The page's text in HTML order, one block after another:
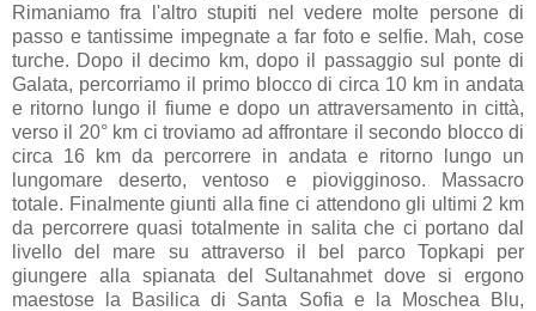
Rimaniamo fra l'altro stupiti nel vedere molte persone di
passo e tantissime impegnate a far foto e selfie. Mah, cose
turche. Dopo il decimo km, dopo il passaggio sul ponte di
Galata, percorriamo il primo blocco di circa 10 km in andata
e ritorno lungo il fiume e dopo un attraversamento in città,
verso il 20° km ci troviamo ad affrontare il secondo blocco di
circa 16 km da percorrere in andata e ritorno lungo un
lungomare deserto, ventoso e piovigginoso. Massacro
totale. Finalmente giunti alla fine ci attendono gli ultimi 2 km
da percorrere quasi totalmente in salita che ci portano dal
livello del mare su attraverso il bel parco Topkapi per
giungere alla spianata del Sultanahmet dove si ergono
maestose la Basilica di Santa Sofia e la Moschea Blu,